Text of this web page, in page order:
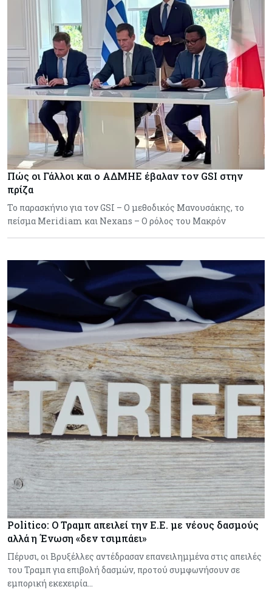
Πώς οι Γάλλοι και ο ΑΔΜΗΕ έβαλαν τον GSI στην
πρίζα
Το παρασκήνιο για τον GSI – Ο μεθοδικός Μανουσάκης, το
πείσμα Meridiam και Nexans – Ο ρόλος του Μακρόν
Politico: Ο Τραμπ απειλεί την Ε.Ε. με νέους δασμούς
αλλά η Ένωση «δεν τσιμπάει»
Πέρυσι, οι Βρυξέλλες αντέδρασαν επανειλημμένα στις απειλές
του Τραμπ για επιβολή δασμών, προτού συμφωνήσουν σε
εμπορική εκεχειρία…